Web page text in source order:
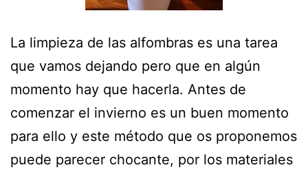
La limpieza de las alfombras es una tarea
que vamos dejando pero que en algún
momento hay que hacerla. Antes de
comenzar el invierno es un buen momento
para ello y este método que os proponemos
puede parecer chocante, por los materiales